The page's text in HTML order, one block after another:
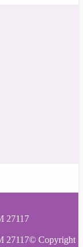
27117
27117© Copyright